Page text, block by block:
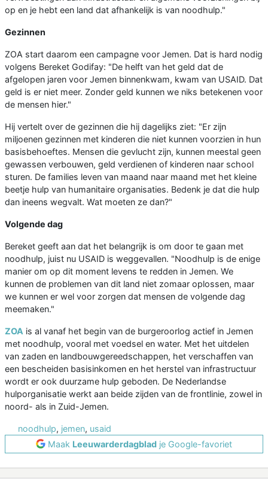
op en je hebt een land dat afhankelijk is van noodhulp."
Gezinnen
ZOA start daarom een campagne voor Jemen. Dat is hard nodig
volgens Bereket Godifay: "De helft van het geld dat de
afgelopen jaren voor Jemen binnenkwam, kwam van USAID. Dat
geld is er niet meer. Zonder geld kunnen we niks betekenen voor
de mensen hier."
Hij vertelt over de gezinnen die hij dagelijks ziet: "Er zijn
miljoenen gezinnen met kinderen die niet kunnen voorzien in hun
basisbehoeftes. Mensen die gevlucht zijn, kunnen meestal geen
gewassen verbouwen, geld verdienen of kinderen naar school
sturen. De families leven van maand naar maand met het kleine
beetje hulp van humanitaire organisaties. Bedenk je dat die hulp
dan ineens wegvalt. Wat moeten ze dan?"
Volgende dag
Bereket geeft aan dat het belangrijk is om door te gaan met
noodhulp, juist nu USAID is weggevallen. "Noodhulp is de enige
manier om op dit moment levens te redden in Jemen. We
kunnen de problemen van dit land niet zomaar oplossen, maar
we kunnen er wel voor zorgen dat mensen de volgende dag
meemaken."
ZOA is al vanaf het begin van de burgeroorlog actief in Jemen
met noodhulp, vooral met voedsel en water. Met het uitdelen
van zaden en landbouwgereedschappen, het verschaffen van
een bescheiden basisinkomen en het herstel van infrastructuur
wordt er ook duurzame hulp geboden. De Nederlandse
hulporganisatie werkt aan beide zijden van de frontlinie, zowel in
noord- als in Zuid-Jemen.
noodhulp, jemen, usaid
Maak Leeuwarderdagblad je Google-favoriet